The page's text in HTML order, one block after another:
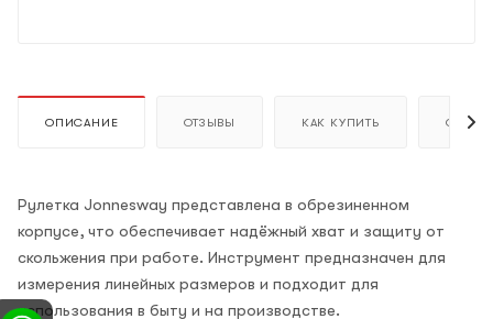
ОПИСАНИЕ ОТЗЫВЫ КАК КУПИТЬ ОПЛАТА
Рулетка Jonnesway представлена в обрезиненном
корпусе, что обеспечивает надёжный хват и защиту от
скольжения при работе. Инструмент предназначен для
измерения линейных размеров и подходит для
использования в быту и на производстве.